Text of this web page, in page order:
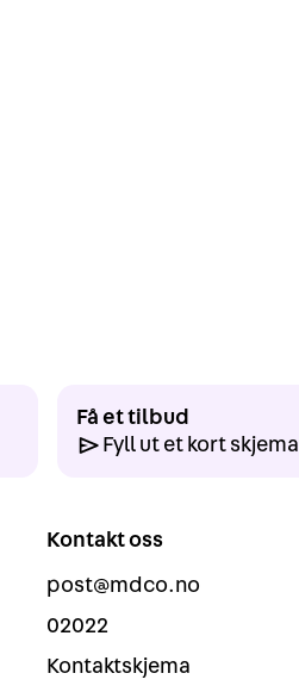
Få et tilbud
Fyll ut et kort skjema
Kontakt oss
post@mdco.no
02022
Kontaktskjema